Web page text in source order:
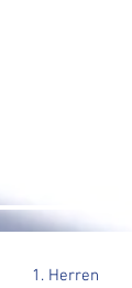
1. Herren